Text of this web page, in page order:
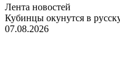
Лента новостей
Кубинцы окунутся в
07.08.2026